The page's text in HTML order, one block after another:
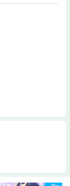
】すた☆べり